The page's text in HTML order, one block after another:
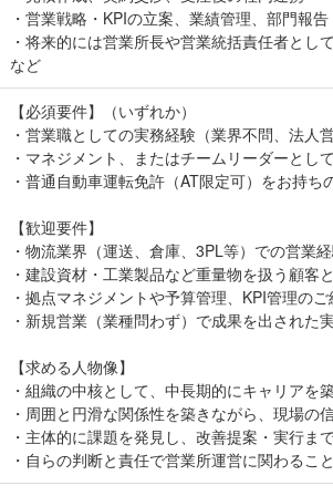
・営業戦略・KPIの立案、業績管理、部門報告
・将来的には営業所長や営業統括責任者とし
など
【必須要件】（いずれか）
・営業職としての実務経験（業界不問、法人
・マネジメント、またはチームリーダーとし
・普通自動車運転免許（AT限定可）をお持ち
【歓迎要件】
・物流業界（運送、倉庫、3PL等）での営業
・建設資材・工業製品など重量物を扱う顧客
・拠点マネジメントや予算管理、KPI管理の
・新規営業（業種問わず）で成果を出された
【求める人物像】
・組織の中核として、中長期的にキャリアを
・周囲と円滑な関係性を築きながら、現場の
・主体的に課題を発見し、改善提案・実行ま
・自らの判断と責任で営業所運営に関わるこ